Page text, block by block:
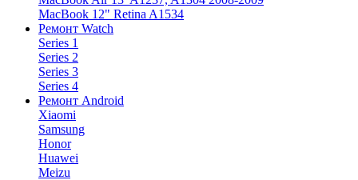
MacBook 12" Retina A1534
Ремонт Watch
Series 1
Series 2
Series 3
Series 4
Ремонт Android
Xiaomi
Samsung
Honor
Huawei
Meizu